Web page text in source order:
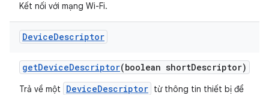
Kết nối với mạng Wi-Fi.
DeviceDescriptor
getDeviceDescriptor(boolean shortDescriptor)
Trả về một DeviceDescriptor từ thông tin thiết bị để